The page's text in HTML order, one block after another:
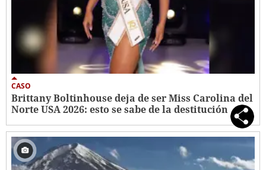
CASO
Brittany Boltinhouse deja de ser Miss Carolina del
Norte USA 2026: esto se sabe de la destitución